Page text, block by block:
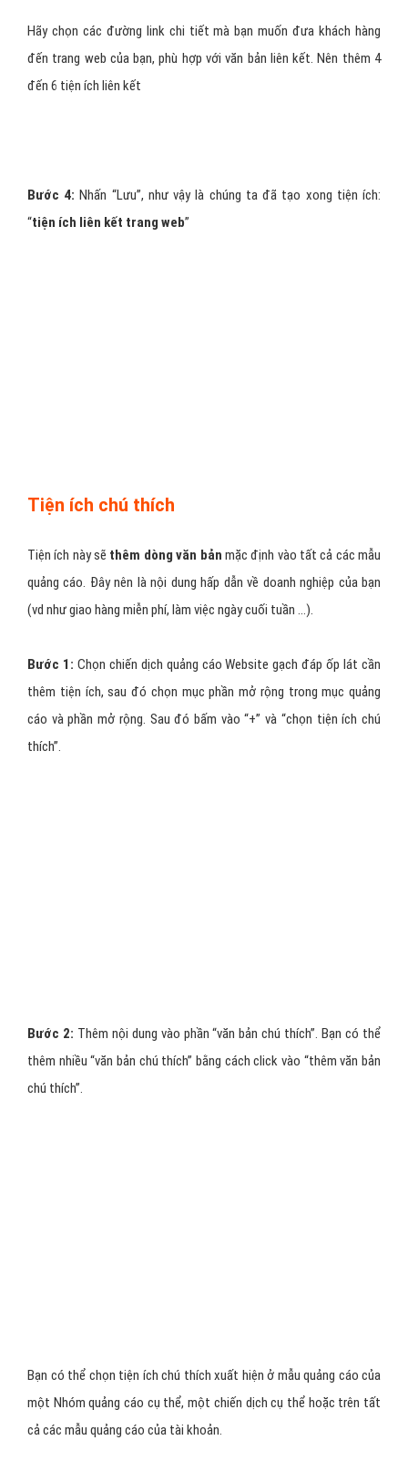
Hãy chọn các đường link chi tiết mà bạn muốn đưa khách hàng
đến trang web của bạn, phù hợp với văn bản liên kết. Nên thêm 4
đến 6 tiện ích liên kết
Bước 4: Nhấn “Lưu”, như vậy là chúng ta đã tạo xong tiện ích:
“tiện ích liên kết trang web”
Tiện ích chú thích
Tiện ích này sẽ thêm dòng văn bản mặc định vào tất cả các mẫu
quảng cáo. Đây nên là nội dung hấp dẫn về doanh nghiệp của bạn
(vd như giao hàng miễn phí, làm việc ngày cuối tuần …).
Bước 1: Chọn chiến dịch quảng cáo Website gạch đáp ốp lát cần
thêm tiện ích, sau đó chọn mục phần mở rộng trong mục quảng
cáo và phần mở rộng. Sau đó bấm vào “+” và “chọn tiện ích chú
thích”.
Bước 2: Thêm nội dung vào phần “văn bản chú thích”. Bạn có thể
thêm nhiều “văn bản chú thích” bằng cách click vào “thêm văn bản
chú thích”.
Bạn có thể chọn tiện ích chú thích xuất hiện ở mẫu quảng cáo của
một Nhóm quảng cáo cụ thể, một chiến dịch cụ thể hoặc trên tất
cả các mẫu quảng cáo của tài khoản.